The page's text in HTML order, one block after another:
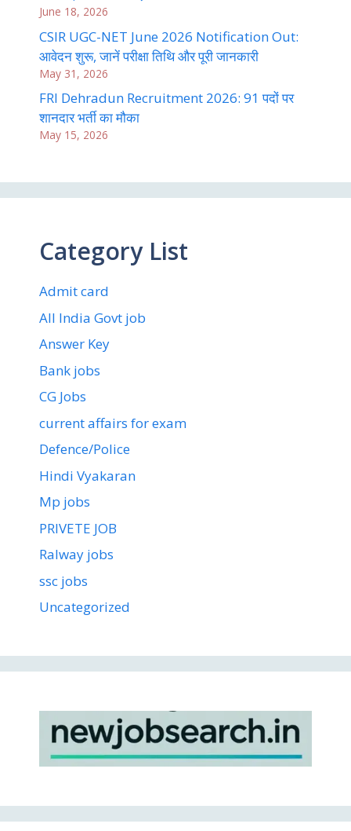
June 18, 2026
CSIR UGC-NET June 2026 Notification Out:
आवेदन शुरू, जानें परीक्षा तिथि और पूरी जानकारी
May 31, 2026
FRI Dehradun Recruitment 2026: 91 पदों पर
शानदार भर्ती का मौका
May 15, 2026
Category List
Admit card
All India Govt job
Answer Key
Bank jobs
CG Jobs
current affairs for exam
Defence/Police
Hindi Vyakaran
Mp jobs
PRIVETE JOB
Ralway jobs
ssc jobs
Uncategorized